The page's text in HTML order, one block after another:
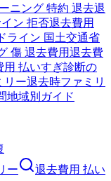
ニング 特約 退去退
ン 拒否退去費用
ライン 国土交通省
傷 退去費用退去費
用 払いすぎ診断の
リー退去時ファミリ
地域別ガイド
ー
退去費用 払い